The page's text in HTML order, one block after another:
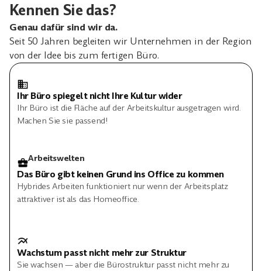
Arbeitswelten
Kennen Sie das?
Genau dafür sind wir da.
Seit 50 Jahren begleiten wir Unternehmen in der Region
von der Idee bis zum fertigen Büro.
Ihr Büro spiegelt nicht Ihre Kultur wider
Ihr Büro ist die Fläche auf der Arbeitskultur ausgetragen wird.
Machen Sie sie passend!
Das Büro gibt keinen Grund ins Office zu kommen
Hybrides Arbeiten funktioniert nur wenn der Arbeitsplatz
attraktiver ist als das Homeoffice.
Wachstum passt nicht mehr zur Struktur
Sie wachsen — aber die Bürostruktur passt nicht mehr zu